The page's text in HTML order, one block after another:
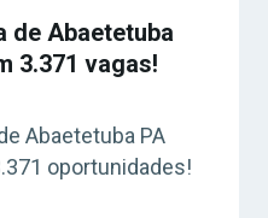
de Abaetetuba
3.371 vagas!
Abaetetuba PA
oportunidades!